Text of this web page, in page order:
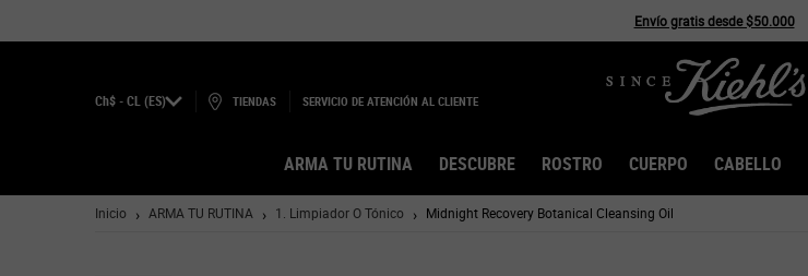
Envío gratis desde $50.000
Ch$ - CL (ES) TIENDAS SERVICIO DE ATENCIÓN AL CLIENTE
ARMA TU RUTINA DESCUBRE ROSTRO CUERPO CABELLO
Inicio ARMA TU RUTINA 1. Limpiador O Tónico Midnight Recovery Botanical Cleansing Oil